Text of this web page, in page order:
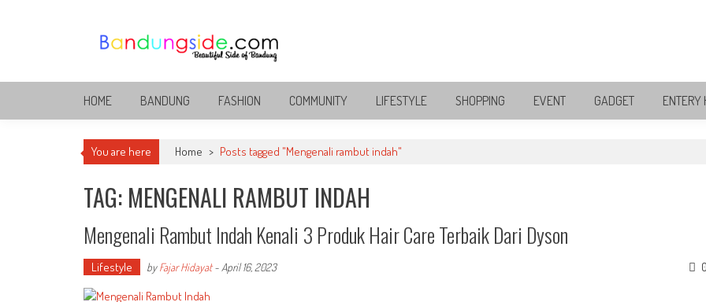
Bandung Side
Sisi Cantik Bandung
HOME BANDUNG FASHION COMMUNITY LIFESTYLE SHOPPING EVENT GADGET ENTERY
You are here Home > Posts tagged "Mengenali rambut indah"
TAG: MENGENALI RAMBUT INDAH
Mengenali Rambut Indah Kenali 3 Produk Hair Care Terbaik Dari Dyson
Lifestyle byFajar Hidayat- April 16, 2023 0